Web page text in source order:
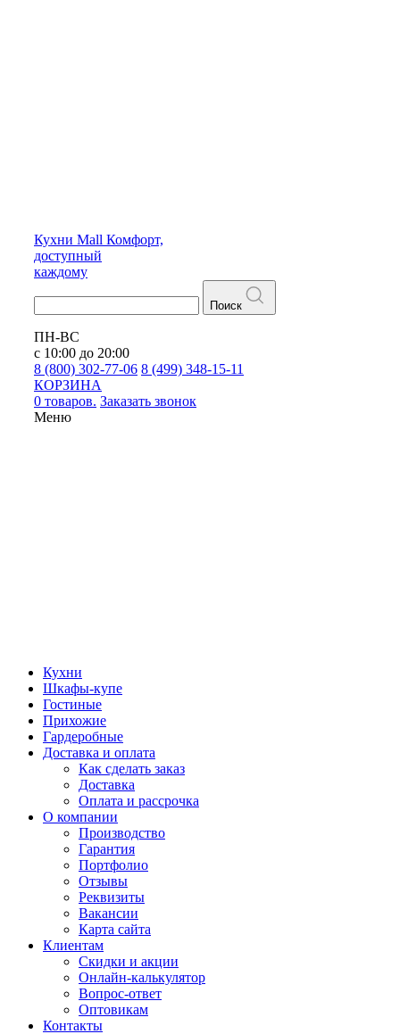
Кухни Mall Комфорт,
доступный
каждому
Поиск
ПН-ВС
с 10:00 до 20:00
8 (800) 302-77-06 8 (499) 348-15-11
КОРЗИНА
0 товаров. Заказать звонок
Меню
Кухни
Шкафы-купе
Гостиные
Прихожие
Гардеробные
Доставка и оплата
Как сделать заказ
Доставка
Оплата и рассрочка
О компании
Производство
Гарантия
Портфолио
Отзывы
Реквизиты
Вакансии
Карта сайта
Клиентам
Скидки и акции
Онлайн-калькулятор
Вопрос-ответ
Оптовикам
Контакты